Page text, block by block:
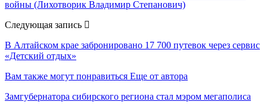
войны (Лихотворик Владимир Степанович)
Следующая запись
В Алтайском крае забронировано 17 700 путевок через сервис
«Детский отдых»
Вам также могут понравиться Еще от автора
Замгубернатора сибирского региона стал мэром мегаполиса